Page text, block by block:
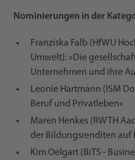
Nominierungen in der
Franziska Falb (HfWU
Umwelt): »Die
Unternehmen und ihre
Leonie Hartmann (ISM
Beruf und Privatleben«
Maren Henkes (RWTH
der Bildungsrenditen auf
Kim Oelgart (BiTS -